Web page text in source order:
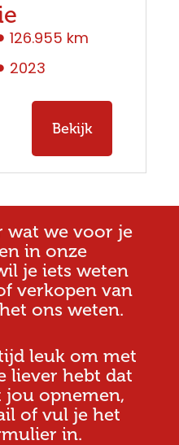
126.955 km
2023
Bekijk
wat we voor je
in onze
je iets weten
verkopen van
ons weten.
leuk om met
liever hebt dat
opnemen,
of vul je het
in.